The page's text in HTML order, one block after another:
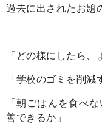
過去に出されたお題
「どの様にしたら、
「学校のゴミを削減
「朝ごはんを食べ
善できるか」